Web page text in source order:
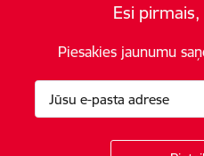
Esi
Piesakies jaunumu